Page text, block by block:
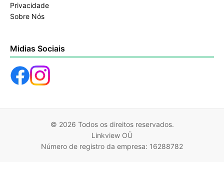
Privacidade
Sobre Nós
Midias Sociais
© 2026 Todos os direitos reservados.
Linkview OÜ
Número de registro da empresa: 16288782